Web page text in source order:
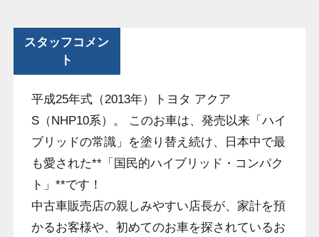
スタッフコメン
ト
平成25年式（2013年）トヨタ アクア
S（NHP10系）。 このお車は、発売以来「ハイ
ブリッドの常識」を塗り替え続け、日本中で最
も愛された**「国民的ハイブリッド・コンパク
ト」**です！
中古車販売店の親しみやすい店長が、家計を預
かるお客様や、初めてのお車を探されているお